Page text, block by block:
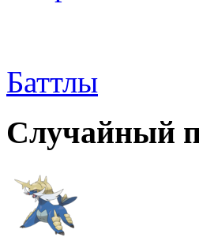
Баттлы
Случайный